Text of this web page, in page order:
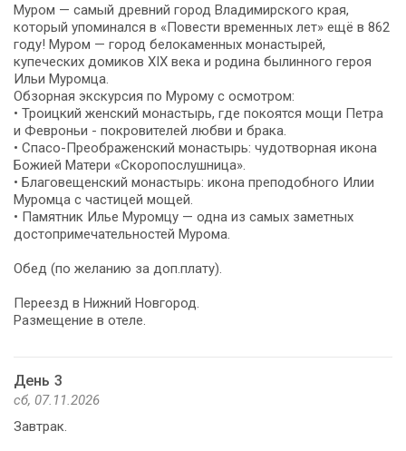
Муром — самый древний город Владимирского края,
который упоминался в «Повести временных лет» ещё в 862
году! Муром — город белокаменных монастырей,
купеческих домиков XIX века и родина былинного героя
Ильи Муромца.
Обзорная экскурсия по Мурому с осмотром:
• Троицкий женский монастырь, где покоятся мощи Петра
и Февроньи - покровителей любви и брака.
• Спасо-Преображенский монастырь: чудотворная икона
Божией Матери «Скоропослушница».
• Благовещенский монастырь: икона преподобного Илии
Муромца с частицей мощей.
• Памятник Илье Муромцу — одна из самых заметных
достопримечательностей Мурома.
Обед (по желанию за доп.плату).
Переезд в Нижний Новгород.
Размещение в отеле.
День 3
сб, 07.11.2026
Завтрак.